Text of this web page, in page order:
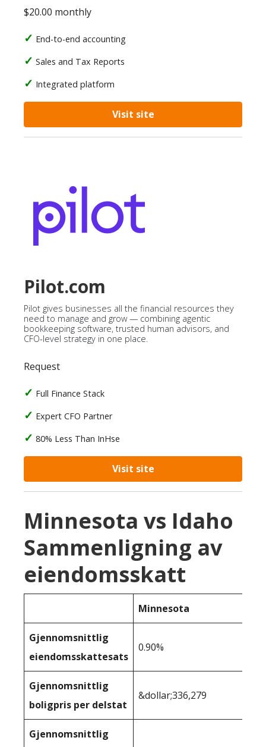
$20.00 monthly
End-to-end accounting
Sales and Tax Reports
Integrated platform
Visit site
Pilot.com
Pilot gives businesses all the financial resources they
need to manage and grow — combining agentic
bookkeeping software, trusted human advisors, and
CFO-level strategy in one place.
Request
Full Finance Stack
Expert CFO Partner
80% Less Than InHse
Visit site
Minnesota vs Idaho
Sammenligning av
eiendomsskatt
Minnesota
Gjennomsnittlig
eiendomsskattesats
0.90%
Gjennomsnittlig
boligpris per delstat
&dollar;336,279
Gjennomsnittlig